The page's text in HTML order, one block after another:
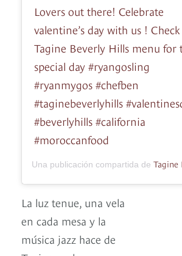
Lovers out there! Celebrate
valentine’s day with us ! Check
Tagine Beverly Hills menu for
special day #ryangosling
#ryanmygos #chefben
#taginebeverlyhills
#beverlyhills #california
#moroccanfood
Una publicación compartida de Tagine
La luz tenue, una vela
en cada mesa y la
música jazz hace de